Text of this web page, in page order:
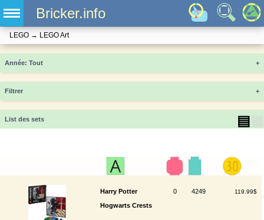
Bricker.info
LEGO → LEGO Art
Année +
Filtrer +
List des sets ▤
Harry Potter
Hogwarts Crests
0 4249 119.99$